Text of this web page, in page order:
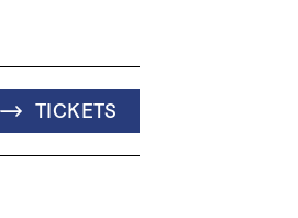
TICKETS